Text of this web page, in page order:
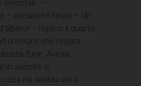
orecchie. –
– esclamò il terzo – Un
– replicò il quarto
un muro che respira.
fune. Aveva
in ascolto e,
cosa ha sentito ed è